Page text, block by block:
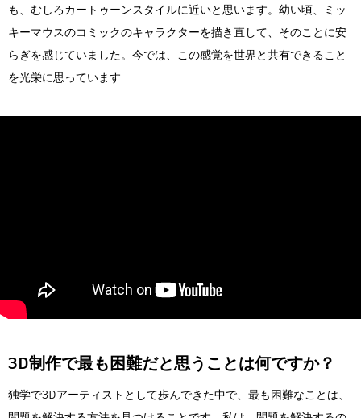
も、むしろカートゥーンスタイルに近いと思います。幼い頃、ミッ
キーマウスのコミックのキャラクターを描き直して、そのことに安
らぎを感じていました。今では、この感覚を世界と共有できること
を光栄に思っています
3D制作で最も困難だと思うことは何ですか？
独学で3Dアーティストとして歩んできた中で、最も困難なことは、